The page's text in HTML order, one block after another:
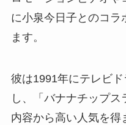
に小泉今日子とのコラ
ます。
彼は1991年にテレビ
し、「バナナチップ
内容から高い人気を得